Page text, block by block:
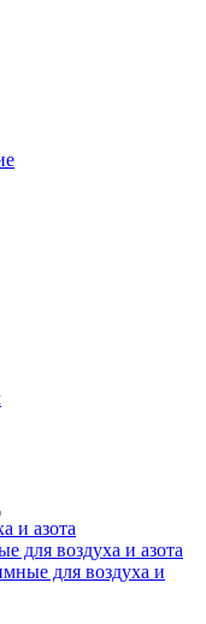
и азота
для воздуха и азота
для воздуха и